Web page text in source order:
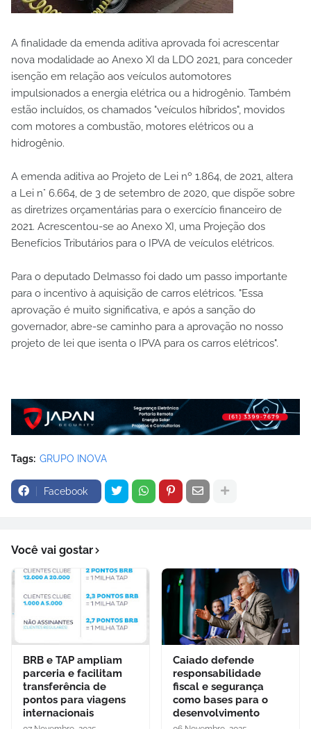
A finalidade da emenda aditiva aprovada foi acrescentar
nova modalidade ao Anexo XI da LDO 2021, para conceder
isenção em relação aos veículos automotores
impulsionados a energia elétrica ou a hidrogênio. Também
estão incluídos, os chamados "veículos híbridos", movidos
com motores a combustão, motores elétricos ou a
hidrogênio.
A emenda aditiva ao Projeto de Lei nº 1.864, de 2021, altera
a Lei n° 6.664, de 3 de setembro de 2020, que dispõe sobre
as diretrizes orçamentárias para o exercício financeiro de
2021. Acrescentou-se ao Anexo XI, uma Projeção dos
Benefícios Tributários para o IPVA de veículos elétricos.
Para o deputado Delmasso foi dado um passo importante
para o incentivo à aquisição de carros elétricos. "Essa
aprovação é muito significativa, e após a sanção do
governador, abre-se caminho para a aprovação no nosso
projeto de lei que isenta o IPVA para os carros elétricos".
Tags: GRUPO INOVA
Facebook
Você vai gostar
BRB e TAP ampliam
parceria e facilitam
transferência de
pontos para viagens
internacionais
Caiado defende
responsabilidade
fiscal e segurança
como bases para o
desenvolvimento